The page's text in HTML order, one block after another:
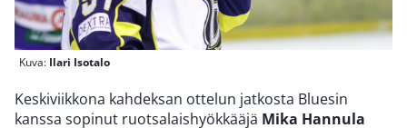
Kuva: Ilari Isotalo
Keskiviikkona kahdeksan ottelun jatkosta Bluesin
kanssa sopinut ruotsalaishyökkääjä Mika Hannula